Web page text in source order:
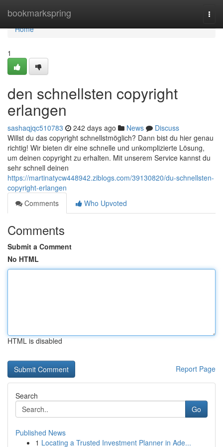
bookmarkspring
Home
Home
1
den schnellsten copyright
erlangen
sashaqjqc510783 242 days ago News
Discuss
Willst du das copyright schnellstmöglich? Dann bist du hier genau
richtig! Wir bieten dir eine schnelle und unkomplizierte Lösung,
um deinen copyright zu erhalten. Mit unserem Service kannst du
sehr schnell deinen
https://martinatycw448942.ziblogs.com/39130820/du-schnellsten-
copyright-erlangen
Comments
Who Upvoted
Comments
Submit a Comment
No HTML
HTML is disabled
Report Page
Search
Go
Published News
1 Locating a Trusted Investment Planner in Ade...